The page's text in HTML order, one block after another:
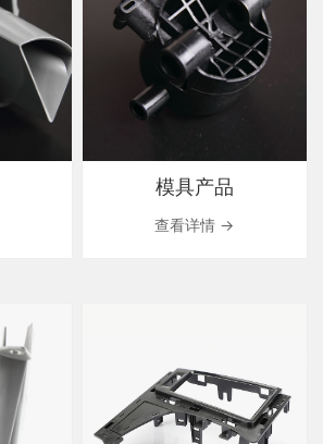
模具产品
查看详情 →